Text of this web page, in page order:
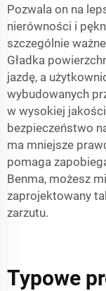
Pozwala on na
nierówności i
szczególnie
Gładka
jazdę, a
wybudowanych
w wysokiej
bezpieczeństwo
ma mniejsze
pomaga
Benma, możesz
zaprojektowany
zarzutu.
Typowe